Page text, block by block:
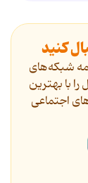
کنید
شبکه‌های
با بهترین
اجتماعی